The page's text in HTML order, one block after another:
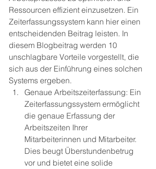
Ressourcen effizient einzusetzen. Ein
Zeiterfassungssystem kann hier einen
entscheidenden Beitrag leisten. In
diesem Blogbeitrag werden 10
unschlagbare Vorteile vorgestellt, die
sich aus der Einführung eines solchen
Systems ergeben.
Genaue Arbeitszeiterfassung: Ein
Zeiterfassungssystem ermöglicht
die genaue Erfassung der
Arbeitszeiten Ihrer
Mitarbeiterinnen und Mitarbeiter.
Dies beugt Überstundenbetrug
vor und bietet eine solide